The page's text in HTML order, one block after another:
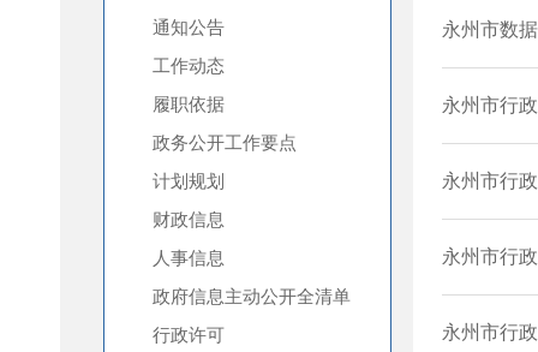
通知公告
工作动态
履职依据
政务公开工作要点
计划规划
财政信息
人事信息
政府信息主动公开全清单
行政许可